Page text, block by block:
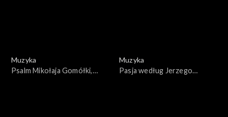
Muzyka
Psalm Mikołaja Gomółki,
Muzyka
Pasja według Jerzego